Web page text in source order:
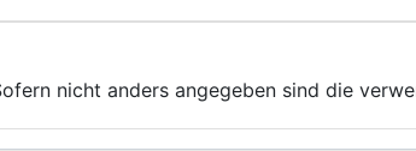
nicht anders angegeben sind die